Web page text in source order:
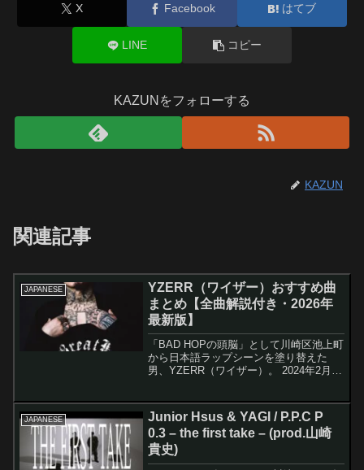
X Facebook はてブ
LINE コピー
KAZUNをフォローする
KAZUN
関連記事
JAPANESE
YZERR（ワイザー）おすすめ曲
まとめ【全曲解説付き・2026年
最新版】
「BAD HOPの頭脳」として川崎区池上町
から日本語ラップシーンを塗り替えた
男、YZERR（ワイザー）。 2024年2月の
いる。この記事では当ブログで解説して
きたYZE...
JAPANESE
Junior Hsus & YAGI / P.P.C P
0.3 – the first take – (prod.山崎
貴史)